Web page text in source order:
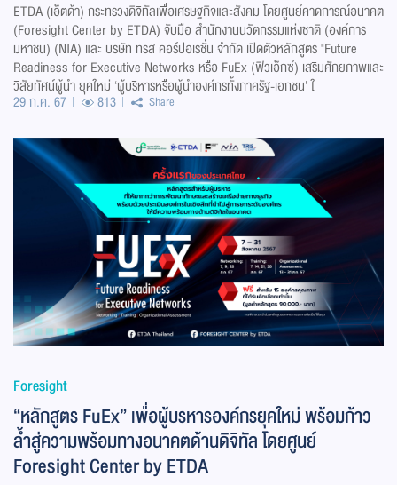
ETDA (เอ็ตด้า) กระทรวงดิจิทัลเพื่อเศรษฐกิจและสังคม โดยศูนย์คาดการณ์อนาคต
(Foresight Center by ETDA) จับมือ สำนักงานนวัตกรรมแห่งชาติ (องค์การ
มหาชน) (NIA) และ บริษัท ทริส คอร์ปอเรชั่น จำกัด เปิดตัวหลักสูตร "Future
Readiness for Executive Networks หรือ FuEx (ฟิวเอ็กซ์) เสริมศักยภาพและ
วิสัยทัศน์ผู้นำ ยุคใหม่ ‘ผู้บริหารหรือผู้นำองค์กรทั้งภาครัฐ-เอกชน’ ใ
29 ก.ค. 67 813 Share
Foresight
“หลักสูตร FuEx” เพื่อผู้บริหารองค์กรยุคใหม่ พร้อมก้าว
ล้ำสู่ความพร้อมทางอนาคตด้านดิจิทัล โดยศูนย์
Foresight Center by ETDA